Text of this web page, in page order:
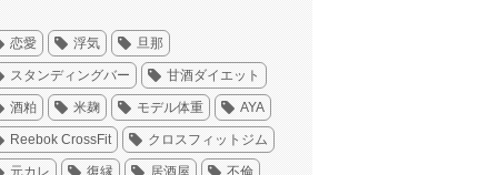
恋愛 浮気 旦那
スタンディングバー 甘酒ダイエット
酒粕 米麹 モデル体重 AYA
Reebok CrossFit クロスフィットジム
元カレ 復縁 居酒屋 不倫